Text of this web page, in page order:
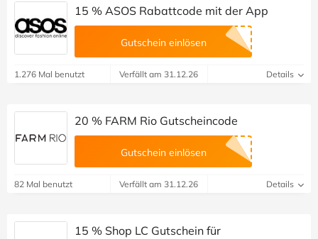
15 % ASOS Rabattcode mit der App
Gutschein einlösen
1.276 Mal benutzt Verfällt am 31.12.26 Details
20 % FARM Rio Gutscheincode
Gutschein einlösen
82 Mal benutzt Verfällt am 31.12.26 Details
15 % Shop LC Gutschein für